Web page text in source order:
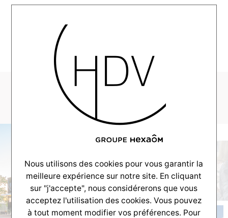
villapatin_web-58
Nous utilisons des cookies pour vous garantir la
meilleure expérience sur notre site. En cliquant
sur "j'accepte", nous considérerons que vous
acceptez l'utilisation des cookies. Vous pouvez
à tout moment modifier vos préférences. Pour